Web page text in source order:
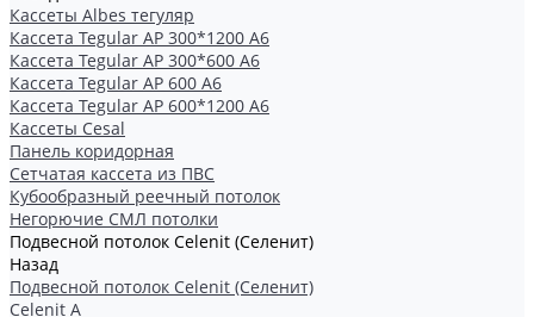
Кассеты Albes тегуляр
Кассета Tegular AP 300*1200 А6
Кассета Tegular AP 300*600 А6
Кассета Tegular AP 600 A6
Кассета Tegular AP 600*1200 А6
Кассеты Cesal
Панель коридорная
Сетчатая кассета из ПВС
Кубообразный реечный потолок
Негорючие СМЛ потолки
Подвесной потолок Celenit (Селенит)
Назад
Подвесной потолок Celenit (Селенит)
Celenit A